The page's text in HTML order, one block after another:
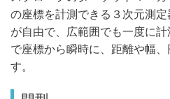
の座標を計測できる３次元測
が自由で、広範囲でも一度に
で座標から瞬時に、距離や幅
す。